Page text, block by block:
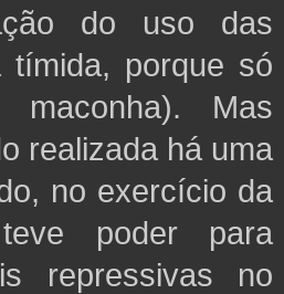
do uso das
tímida, porque só
Mas
realizada há uma
no exercício da
teve poder para
repressivas no